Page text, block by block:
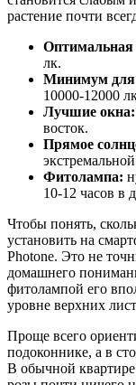
растение почти
Оптимальная
лк.
Минимум для
10000-12000
Лучшие окна:
восток.
Прямое
Фитолампа:
10-12 часов в
Чтобы понять,
установить на
Photone. Это не
домашнего
фитолампой его
уровне верхних
Проще всего
подоконнике, а в
В обычной